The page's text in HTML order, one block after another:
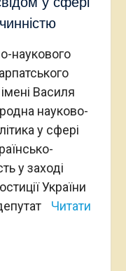
наукового
Василя
науково-
у сфері
у заході
України
Читати